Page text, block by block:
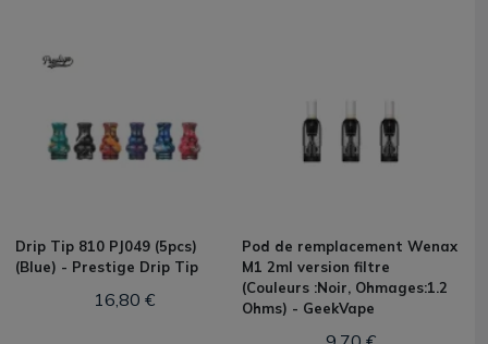
Drip Tip 810 PJ049 (5pcs)
(Blue) - Prestige Drip Tip
16,80 €
Pod de remplacement Wenax
M1 2ml version filtre
(Couleurs :Noir, Ohmages:1.2
Ohms) - GeekVape